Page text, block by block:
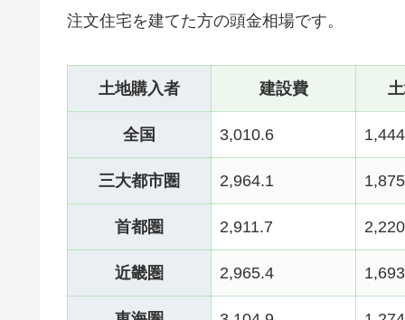
注文住宅を建てた方の頭金相場です。
土地購入者 建設費
全国 3,010.6
三大都市圏 2,964.1
首都圏 2,911.7
近畿圏 2,965.4